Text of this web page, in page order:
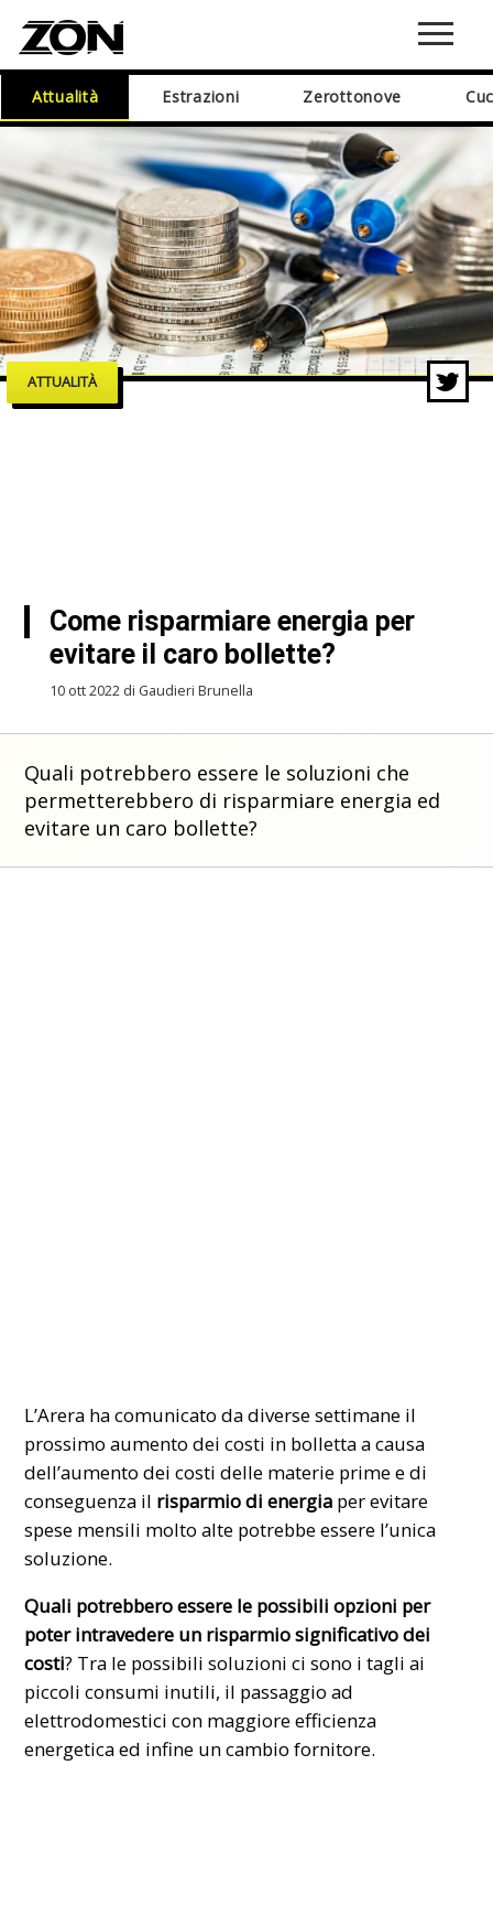
Attualità Estrazioni Zerottonove
ATTUALITÀ
Come risparmiare energia per
evitare il caro bollette?
10 ott 2022 di Gaudieri Brunella
Quali potrebbero essere le soluzioni che
permetterebbero di risparmiare energia ed
evitare un caro bollette?
L’Arera ha comunicato da diverse settimane il
prossimo aumento dei costi in bolletta a causa
dell’aumento dei costi delle materie prime e di
conseguenza il risparmio di energia per evitare
spese mensili molto alte potrebbe essere l’unica
soluzione.
Quali potrebbero essere le possibili opzioni per
poter intravedere un risparmio significativo dei
costi? Tra le possibili soluzioni ci sono i tagli ai
piccoli consumi inutili, il passaggio ad
elettrodomestici con maggiore efficienza
energetica ed infine un cambio fornitore.